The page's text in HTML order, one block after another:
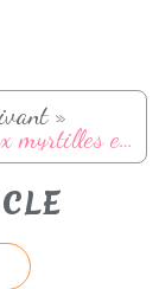
»
Carrés aux myrtilles et amandes (sans sucre ajouté - sans gluten)